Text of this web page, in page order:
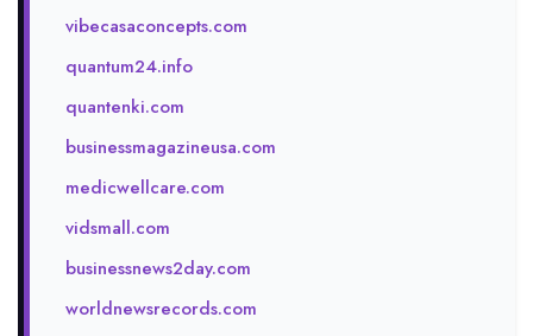
vibecasaconcepts.com
quantum24.info
quantenki.com
businessmagazineusa.com
medicwellcare.com
vidsmall.com
businessnews2day.com
worldnewsrecords.com